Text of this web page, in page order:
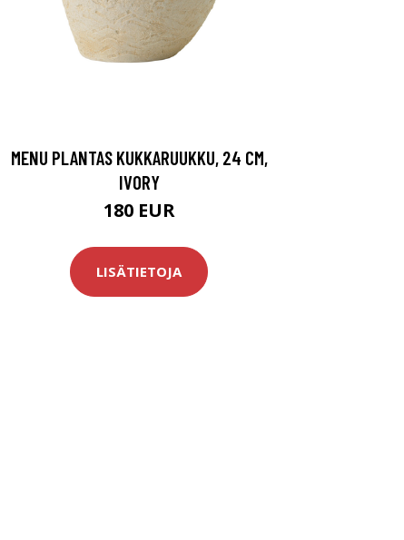
MENU PLANTAS KUKKARUUKKU, 24 CM,
IVORY
180 EUR
LISÄTIETOJA